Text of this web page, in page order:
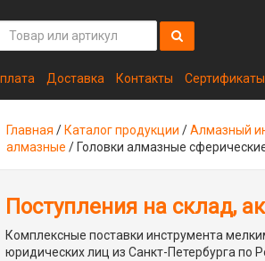
Доставка Контакты Сертификаты
Главная / Каталог продукции /Алмазный
алмазные / Головки алмазные
Поступления на склад,
Комплексные поставки инструмента
юридических лиц из Санкт-Петербурга по